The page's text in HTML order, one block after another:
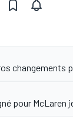
changements
pour McLaren